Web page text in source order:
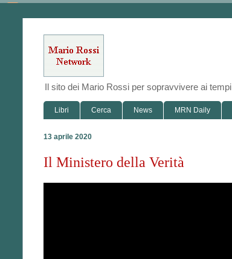
Il sito dei Mario Rossi per sopravvivere ai
Libri Cerca News MRN Daily
13 aprile 2020
Il Ministero della Verità